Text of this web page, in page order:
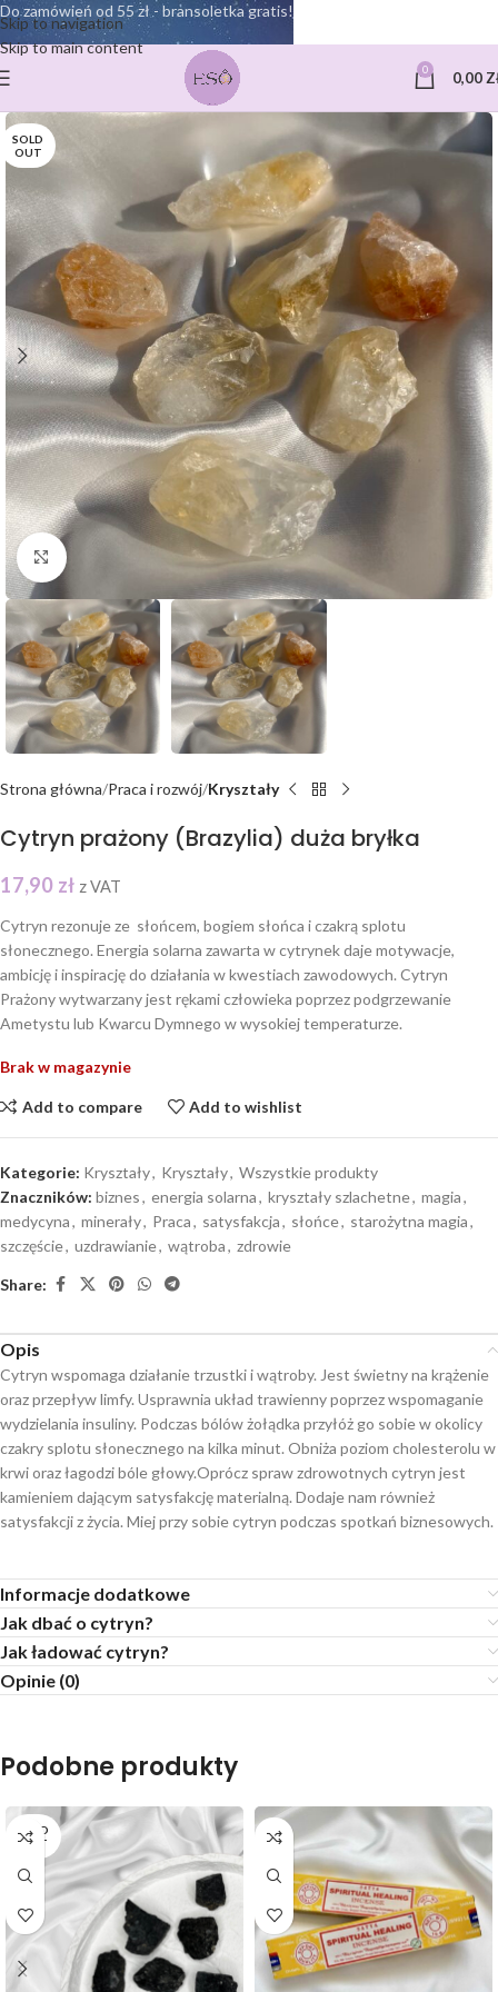
Skip to navigation
Skip to main content
0 0,00
SOLD
OUT
Click to enlarge
Strona główna Praca i rozwój Kryształy
Cytryn prażony (Brazylia) duża bryłka
17,90 zł z VAT
Cytryn rezonuje ze słońcem, bogiem słońca i czakrą splotu
słonecznego. Energia solarna zawarta w cytrynek daje motywacje,
ambicję i inspirację do działania w kwestiach zawodowych. Cytryn
Prażony wytwarzany jest rękami człowieka poprzez podgrzewanie
Ametystu lub Kwarcu Dymnego w wysokiej temperaturze.
Brak w magazynie
Add to compare Add to wishlist
Kategorie: Kryształy, Kryształy, Wszystkie produkty
Znaczników: biznes, energia solarna, kryształy szlachetne, magia,
medycyna, minerały, Praca, satysfakcja, słońce, starożytna magia,
szczęście, uzdrawianie, wątroba, zdrowie
Share:
Opis
Cytryn wspomaga działanie trzustki i wątroby. Jest świetny na krążenie
oraz przepływ limfy. Usprawnia układ trawienny poprzez wspomaganie
wydzielania insuliny. Podczas bólów żołądka przyłóż go sobie w okolicy
czakry splotu słonecznego na kilka minut. Obniża poziom cholesterolu w
krwi oraz łagodzi bóle głowy.Oprócz spraw zdrowotnych cytryn jest
kamieniem dającym satysfakcję materialną. Dodaje nam również
satysfakcji z życia. Miej przy sobie cytryn podczas spotkań biznesowych.
Informacje dodatkowe
Jak dbać o cytryn?
Jak ładować cytryn?
Opinie (0)
Podobne produkty
SOLD
OUT
Do zamówień od 55 zł - bransoletka gratis!